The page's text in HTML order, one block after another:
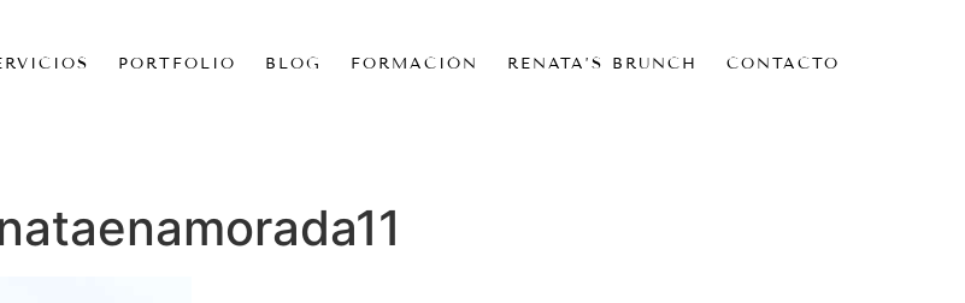
PORTFOLIO BLOG FORMACIÓN RENATA’S BRUNCH CONTACTO